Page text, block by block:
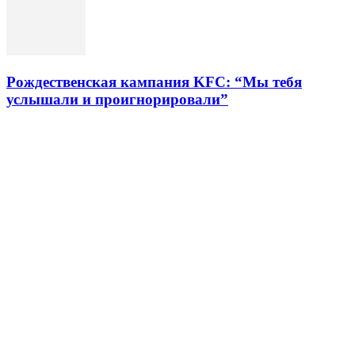
Рождественская кампания KFC: “Мы тебя
услышали и проигнорировали”